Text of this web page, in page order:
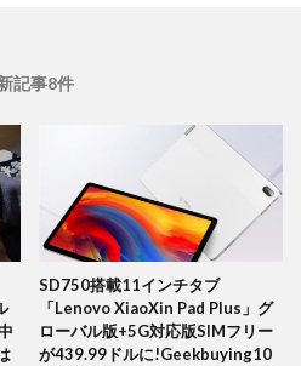
記事8件
SD750搭載11インチタブ
「Lenovo XiaoXin Pad Plus」グ
ローバル版+5G対応版SIMフリー
が439.99ドルに!Geekbuying10